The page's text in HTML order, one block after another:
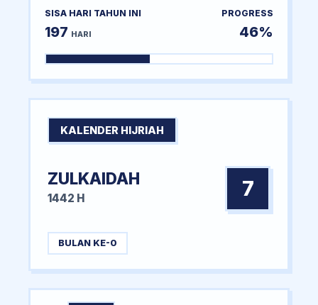
SISA HARI TAHUN INI
197 HARI
PROGRESS
46%
KALENDER HIJRIAH
ZULKAIDAH
1442 H 7
BULAN KE-0